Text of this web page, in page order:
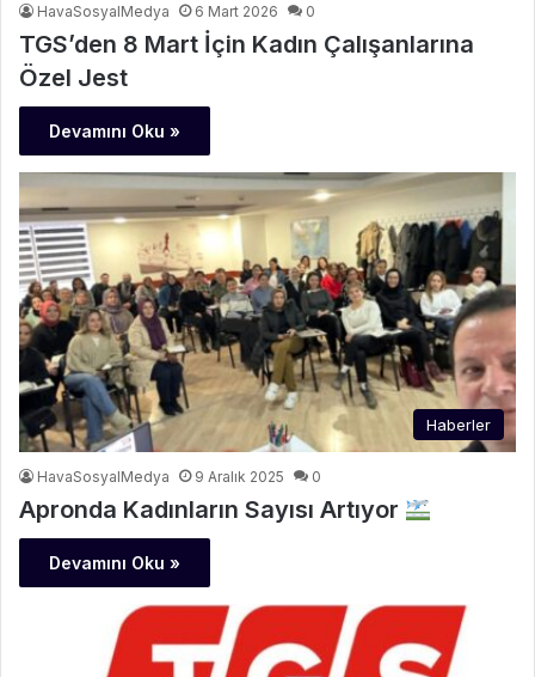
HavaSosyalMedya 6 Mart 2026 0
TGS’den 8 Mart İçin Kadın Çalışanlarına
Özel Jest
Devamını Oku »
Haberler
HavaSosyalMedya 9 Aralık 2025 0
Apronda Kadınların Sayısı Artıyor
Devamını Oku »